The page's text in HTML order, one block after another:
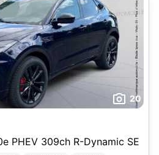
20
PHEV 309ch R-Dynamic SE